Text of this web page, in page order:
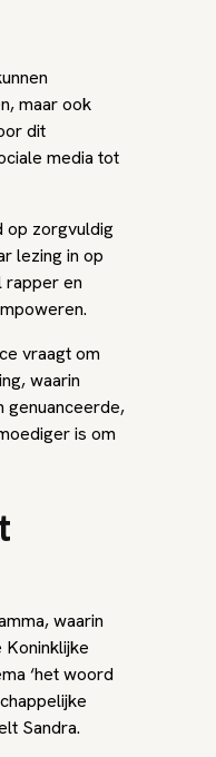
maar ook
dit
media tot
op zorgvuldig
lezing in op
rapper en
vraagt om
waarin
genuanceerde,
is om
waarin
Koninklijke
‘het woord
Sandra.